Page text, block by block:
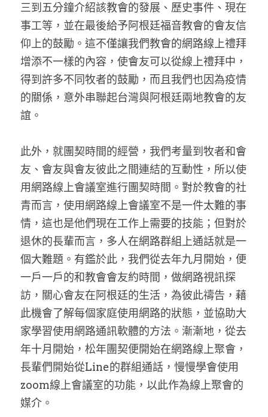
三到五分鐘介紹該教會的發展、歷史事件、現在
事工等，並在最後給予阿根廷福音教會的會友信
仰上的鼓勵。這不僅讓我們教會的網路線上禮拜
增添不一樣的內容，使會友可以從線上禮拜中，
得到許多不同牧者的鼓勵，而且我們也因為疫情
的關係，意外串聯起台灣與阿根廷兩地教會的友
誼。
此外，就團契時間的經營，我們考量到牧者和會
友、會友與會友彼此之間連結的互動性，所以使
用網路線上會議室進行團契時間。對於教會的社
青而言，使用網路線上會議室不是一件太難的事
情，這也是他們現在工作上需要的技能；但對於
退休的長輩而言，多人在網路群組上通話就是一
個大難題。有鑑於此，我們從去年九月開始，便
一戶一戶的和教會會友約時間，做網路視訊探
訪，關心會友在阿根廷的生活，為彼此禱告，藉
此機會了解每個家庭使用網路的狀態，並協助大
家學習使用網路通訊軟體的方法。漸漸地，從去
年十月開始，松年團契便開始在網路線上聚會，
長輩們開始從Line的群組通話，慢慢學會使用
zoom線上會議室的功能，以此作為線上聚會的
媒介。